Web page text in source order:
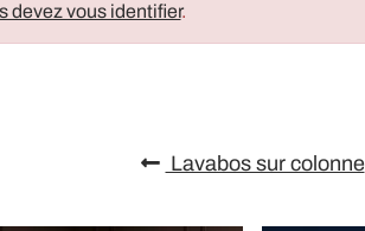
devez vous identifier.
Lavabos sur colonne